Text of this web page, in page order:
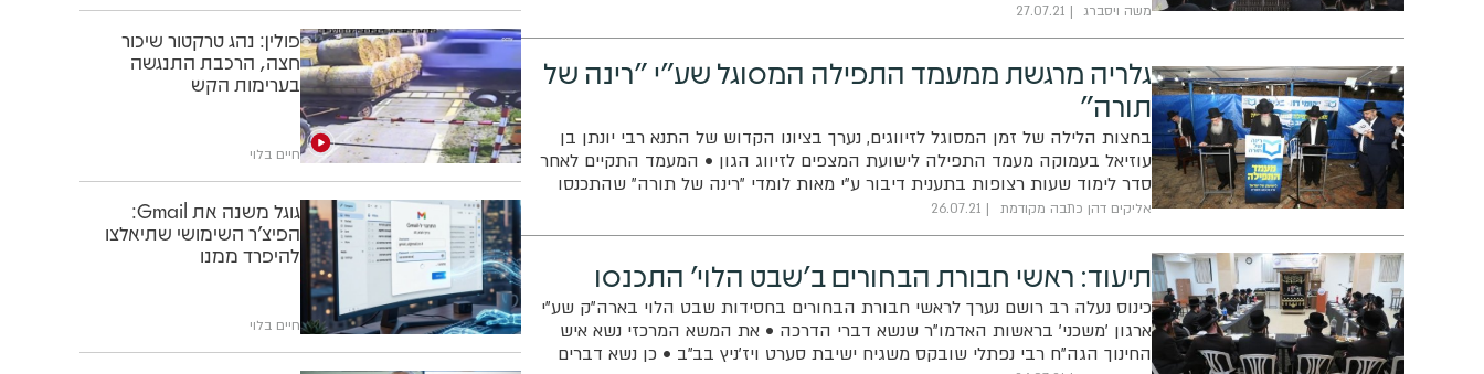
משה ויסברג 27.07.21
גלריה מרגשת ממעמד התפילה המסוגל שע"י "רינה של
תורה"
בחצות הלילה של זמן המסוגל לזיווגים, נערך בציונו הקדוש של התנא רבי יונתן בן
עוזיאל בעמוקה מעמד התפילה לישועת המצפים לזיווג הגון • המעמד התקיים לאחר
סדר לימוד שעות רצופות בתענית דיבור ע"י מאות לומדי "רינה של תורה" שהתכנסו
לתפילה בהוראת רשכבה"ג מרן שר התורה בקבר חוני המעגל הסמוך ונראה • גלריה
אליקים דהן כתבה מקודמת 26.07.21
תיעוד: ראשי חבורת הבחורים ב'שבט הלוי' התכנסו
כינוס נעלה רב רושם נערך לראשי חבורת הבחורים בחסידות שבט הלוי בארה"ק שע"י
ארגון 'משכני' בראשות האדמו"ר שנשא דברי הדרכה • את המשא המרכזי נשא איש
החינוך הגה"ח רבי נפתלי שובקס משגיח ישיבת סערט ויז'ניץ בב"ב • כן נשא דברים
פולין: נהג טרקטור שיכור
חצה, הרכבת התנגשה
בערימות הקש
חיים בלוי
גוגל משנה את Gmail:
הפיצ'ר השימושי שתיאלצו
להיפרד ממנו
חיים בלוי